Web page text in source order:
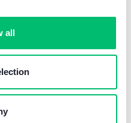
all